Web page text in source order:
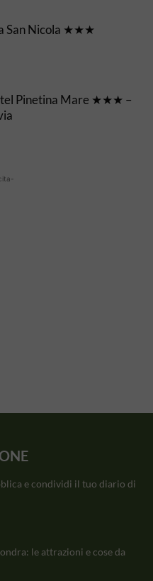
San Nicola ★★★
Pinetina Mare ★★★ –
e condividi il tuo diario di
le attrazioni e cose da